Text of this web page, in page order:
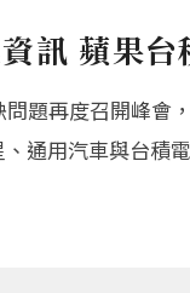
訊 蘋果台
題再度召開峰
通用汽車與台積